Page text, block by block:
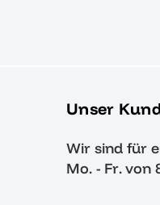
Unser
Wir sind für
Mo. - Fr. von